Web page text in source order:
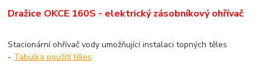
Dražice OKCE 160S - elektrický zásobníkový ohřívač
Stacionární ohřívač vody umožňující instalaci topných těles
- Tabulka použití těles